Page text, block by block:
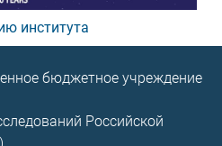
института
бюджетное учреждение
Российской